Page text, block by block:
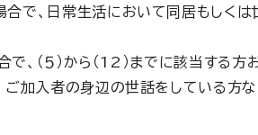
で、日常生活において同居もしく
で、（５）から（12）までに該当す
ご加入者の身辺の世話をしている方